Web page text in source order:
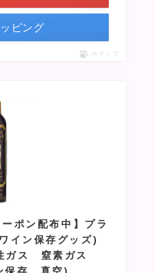
ピング
ポチップ
ポン配布中】プラ
イン保存グッズ)
ガス 窒素ガス